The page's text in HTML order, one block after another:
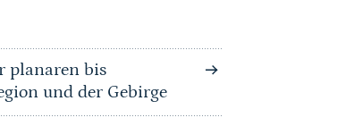
planaren bis
und der Gebirge